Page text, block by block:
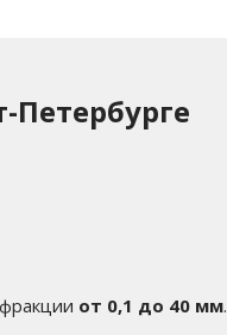
Петербурге
от 0,1 до 40 мм.